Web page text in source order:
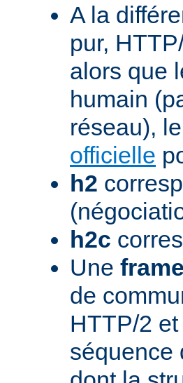
A la
pur,
alors que
humain
réseau),
officielle
h2
h2c
Une frame
de
HTTP/2
séquence